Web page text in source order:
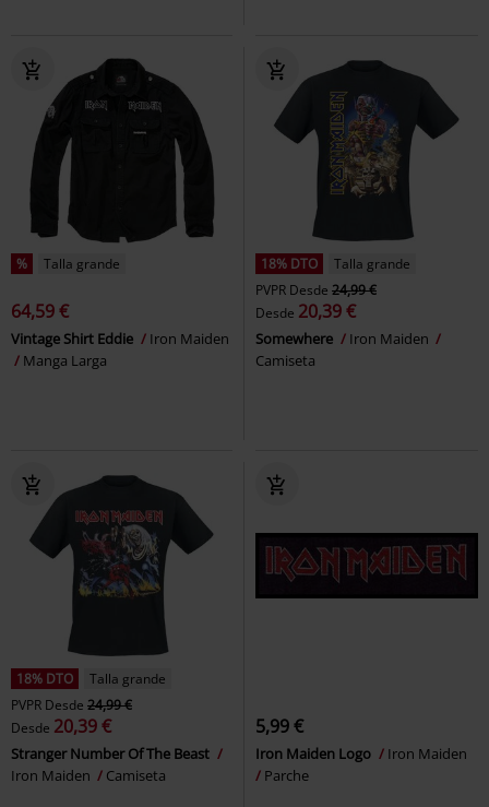
% Talla grande
64,59 €
Vintage Shirt Eddie
Iron Maiden
Manga Larga
18% DTO
Talla grande
PVPR Desde 24,99 €
Desde 20,39 €
Somewhere
Iron Maiden
Camiseta
18% DTO
Talla grande
PVPR Desde 24,99 €
Desde 20,39 €
Stranger Number Of The Beast
Iron Maiden
Camiseta
5,99 €
Iron Maiden Logo
Iron Maiden
Parche